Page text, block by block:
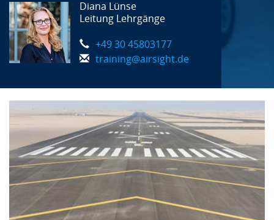
Diana Lünse
Leitung Lehrgänge
+49 30 45803177
training@airsight.de